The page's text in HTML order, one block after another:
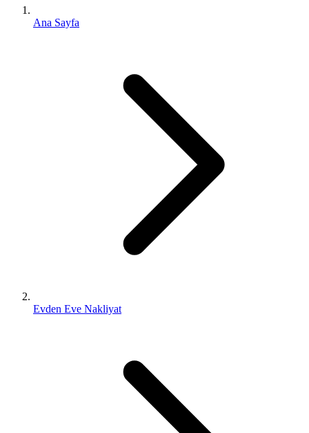
Ana Sayfa
Evden Eve Nakliyat